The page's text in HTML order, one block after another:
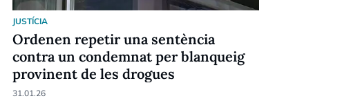
JUSTÍCIA
Ordenen repetir una sentència
contra un condemnat per blanqueig
provinent de les drogues
31.01.26